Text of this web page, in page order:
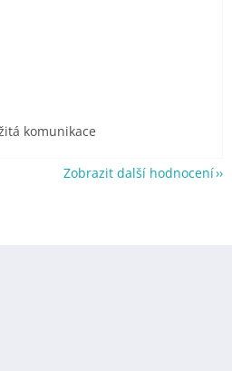
je 5 z 5 hvězdiček.
komunikace
Zobrazit další hodnocení